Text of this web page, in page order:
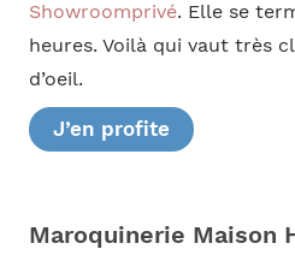
Showroomprivé. Elle se
heures. Voilà qui vaut très
d’oeil.
J’en profite
Maroquinerie Maison